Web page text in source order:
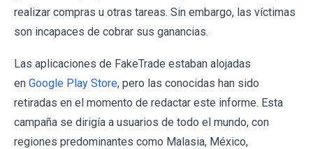
realizar compras u otras tareas. Sin embargo, las víctimas
son incapaces de cobrar sus ganancias.
Las aplicaciones de FakeTrade estaban alojadas
en Google Play Store, pero las conocidas han sido
retiradas en el momento de redactar este informe. Esta
campaña se dirigía a usuarios de todo el mundo, con
regiones predominantes como Malasia, México,